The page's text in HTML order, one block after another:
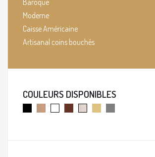
Baroque
Moderne
Caisse Américaine
Artisanal coins bouchés
COULEURS DISPONIBLES